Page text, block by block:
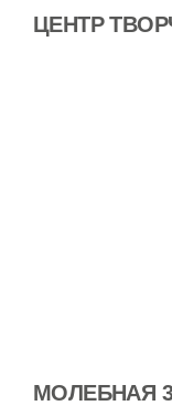
ЦЕНТР
МОЛЕБНАЯ